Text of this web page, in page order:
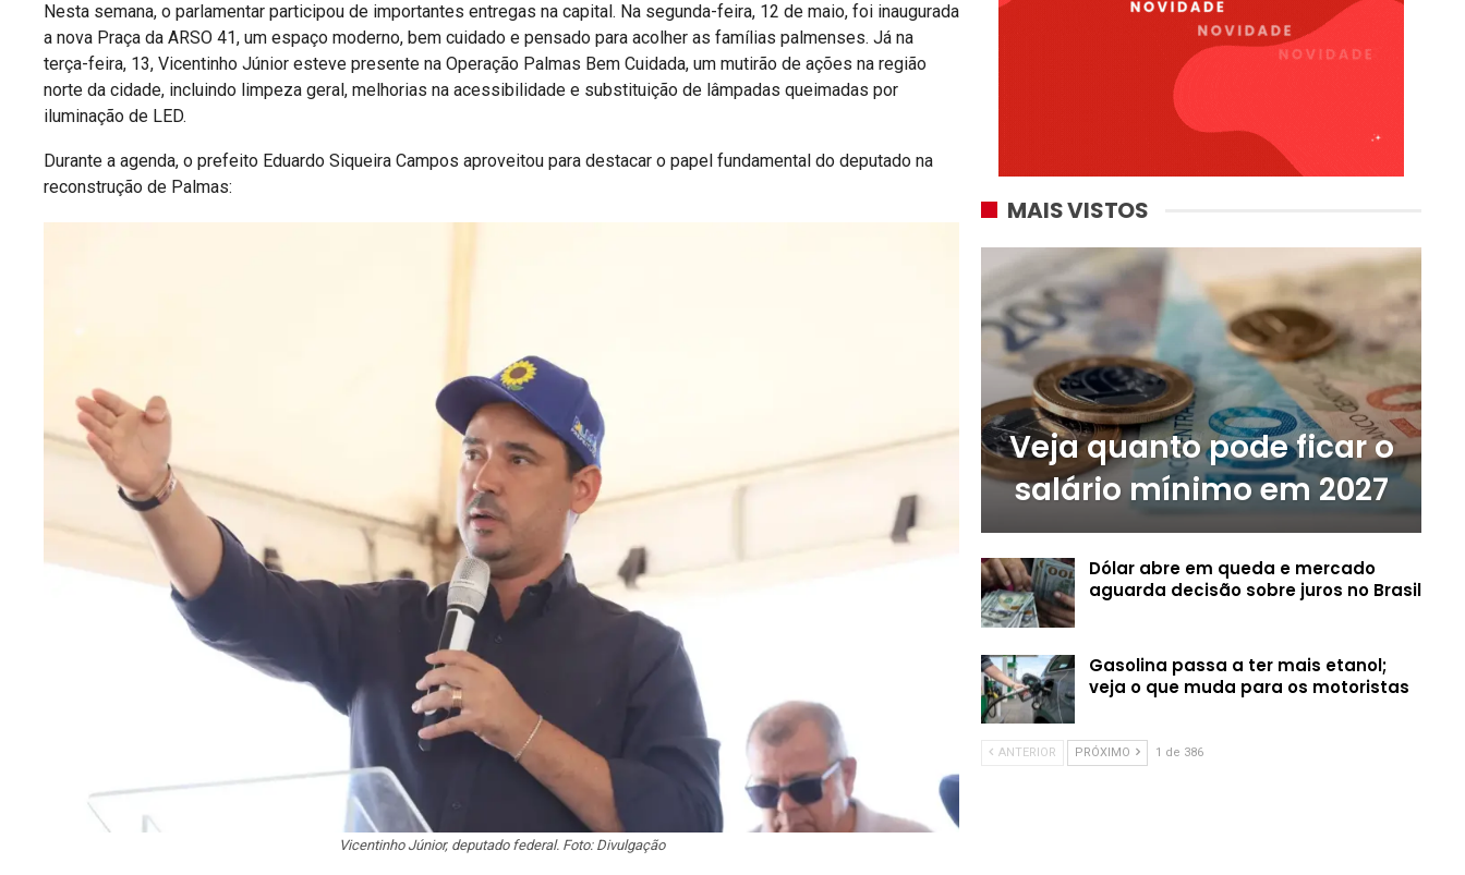
Nesta semana, o parlamentar participou de importantes entregas na capital. Na segunda-feira, 12 de maio, foi inaugurada
a nova Praça da ARSO 41, um espaço moderno, bem cuidado e pensado para acolher as famílias palmenses. Já na
terça-feira, 13, Vicentinho Júnior esteve presente na Operação Palmas Bem Cuidada, um mutirão de ações na região
norte da cidade, incluindo limpeza geral, melhorias na acessibilidade e substituição de lâmpadas queimadas por
iluminação de LED.
Durante a agenda, o prefeito Eduardo Siqueira Campos aproveitou para destacar o papel fundamental do deputado na
reconstrução de Palmas:
Vicentinho Júnior, deputado federal. Foto: Divulgação
MAIS VISTOS
Veja quanto pode ficar o
salário mínimo em 2027
Dólar abre em queda e mercado
aguarda decisão sobre juros no Brasil
Gasolina passa a ter mais etanol;
veja o que muda para os motoristas
ANTERIOR PRÓXIMO 1 de 386